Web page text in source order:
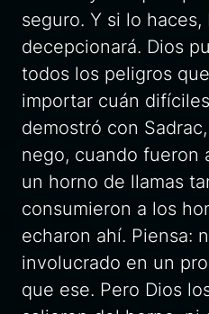
seguro. Y si lo haces,
decepcionará. Dios
todos los peligros
importar cuán
demostró con
nego, cuando fueron
un horno de llamas
consumieron a los
echaron ahí. Piensa:
involucrado en un
que ese. Pero Dios